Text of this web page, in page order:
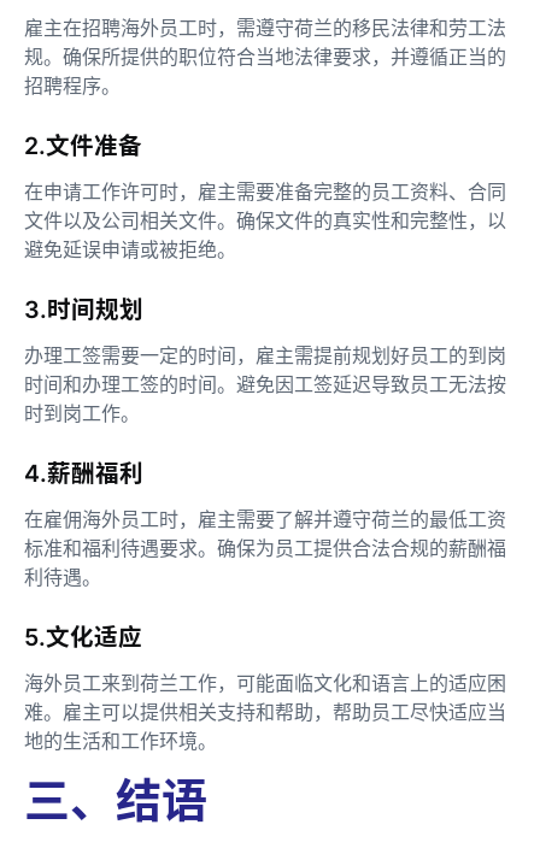
雇主在招聘海外员工时，需遵守荷兰的移民法律和劳工法
规。确保所提供的职位符合当地法律要求，并遵循正当的
招聘程序。
2.文件准备
在申请工作许可时，雇主需要准备完整的员工资料、合同
文件以及公司相关文件。确保文件的真实性和完整性，以
避免延误申请或被拒绝。
3.时间规划
办理工签需要一定的时间，雇主需提前规划好员工的到岗
时间和办理工签的时间。避免因工签延迟导致员工无法按
时到岗工作。
4.薪酬福利
在雇佣海外员工时，雇主需要了解并遵守荷兰的最低工资
标准和福利待遇要求。确保为员工提供合法合规的薪酬福
利待遇。
5.文化适应
海外员工来到荷兰工作，可能面临文化和语言上的适应困
难。雇主可以提供相关支持和帮助，帮助员工尽快适应当
地的生活和工作环境。
三、结语